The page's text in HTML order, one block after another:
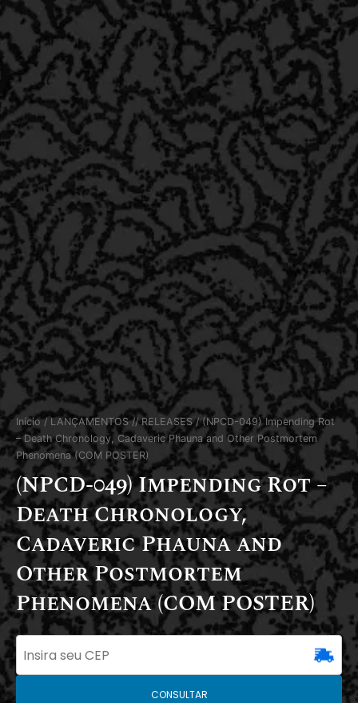
Início/ LANÇAMENTOS // RELEASES/ (NPCD-049) Impending Rot
– Death Chronology, Cadaveric Phauna and Other Postmortem
Phenomena (COM POSTER)
(NPCD-049) Impending Rot –
Death Chronology,
Cadaveric Phauna and
Other Postmortem
Phenomena (COM POSTER)
CONSULTAR